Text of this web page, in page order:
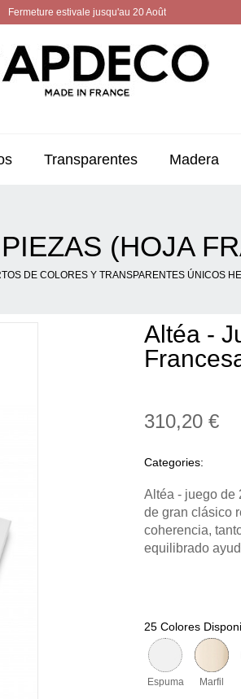
Fermeture estivale jusqu'au 20 Août
Transparentes Madera
(HOJA
DE COLORES Y TRANSPARENTES ÚNICOS
Altéa -
310,20 €
Categories:
Altéa - juego de
de gran clásico
coherencia,
equilibrado
25 Colores
Espuma Marfil